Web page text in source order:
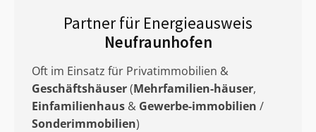
Partner für Energieausweis
Neufraunhofen
Oft im Einsatz für Privatimmobilien &
Geschäftshäuser(Mehrfamilien-häuser,
Einfamilienhaus & Gewerbe-immobilien /
Sonderimmobilien)